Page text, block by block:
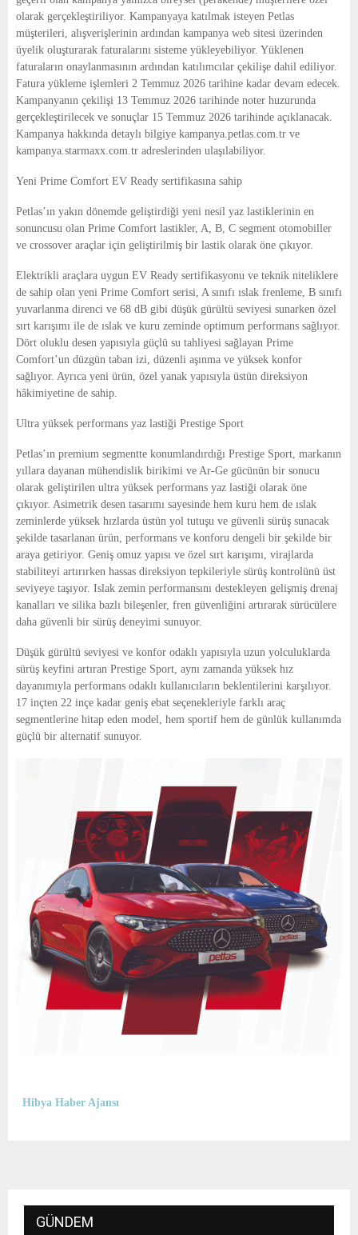
olarak gerçekleştiriliyor. Kampanyaya katılmak isteyen Petlas
müşterileri, alışverişlerinin ardından kampanya web sitesi üzerinden
üyelik oluşturarak faturalarını sisteme yükleyebiliyor. Yüklenen
faturaların onaylanmasının ardından katılımcılar çekilişe dahil ediliyor.
Fatura yükleme işlemleri 2 Temmuz 2026 tarihine kadar devam edecek.
Kampanyanın çekilişi 13 Temmuz 2026 tarihinde noter huzurunda
gerçekleştirilecek ve sonuçlar 15 Temmuz 2026 tarihinde açıklanacak.
Kampanya hakkında detaylı bilgiye kampanya.petlas.com.tr ve
kampanya.starmaxx.com.tr adreslerinden ulaşılabiliyor.
Yeni Prime Comfort EV Ready sertifikasına sahip
Petlas’ın yakın dönemde geliştirdiği yeni nesil yaz lastiklerinin en
sonuncusu olan Prime Comfort lastikler, A, B, C segment otomobiller
ve crossover araçlar için geliştirilmiş bir lastik olarak öne çıkıyor.
Elektrikli araçlara uygun EV Ready sertifikasyonu ve teknik niteliklere
de sahip olan yeni Prime Comfort serisi, A sınıfı ıslak frenleme, B sınıfı
yuvarlanma direnci ve 68 dB gibi düşük gürültü seviyesi sunarken özel
sırt karışımı ile de ıslak ve kuru zeminde optimum performans sağlıyor.
Dört oluklu desen yapısıyla güçlü su tahliyesi sağlayan Prime
Comfort’un düzgün taban izi, düzenli aşınma ve yüksek konfor
sağlıyor. Ayrıca yeni ürün, özel yanak yapısıyla üstün direksiyon
hâkimiyetine de sahip.
Ultra yüksek performans yaz lastiği Prestige Sport
Petlas’ın premium segmentte konumlandırdığı Prestige Sport, markanın
yıllara dayanan mühendislik birikimi ve Ar-Ge gücünün bir sonucu
olarak geliştirilen ultra yüksek performans yaz lastiği olarak öne
çıkıyor. Asimetrik desen tasarımı sayesinde hem kuru hem de ıslak
zeminlerde yüksek hızlarda üstün yol tutuşu ve güvenli sürüş sunacak
şekilde tasarlanan ürün, performans ve konforu dengeli bir şekilde bir
araya getiriyor. Geniş omuz yapısı ve özel sırt karışımı, virajlarda
stabiliteyi artırırken hassas direksiyon tepkileriyle sürüş kontrolünü üst
seviyeye taşıyor. Islak zemin performansını destekleyen gelişmiş drenaj
kanalları ve silika bazlı bileşenler, fren güvenliğini artırarak sürücülere
daha güvenli bir sürüş deneyimi sunuyor.
Düşük gürültü seviyesi ve konfor odaklı yapısıyla uzun yolculuklarda
sürüş keyfini artıran Prestige Sport, aynı zamanda yüksek hız
dayanımıyla performans odaklı kullanıcıların beklentilerini karşılıyor.
17 inçten 22 inçe kadar geniş ebat seçenekleriyle farklı araç
segmentlerine hitap eden model, hem sportif hem de günlük kullanımda
güçlü bir alternatif sunuyor.
Hibya Haber Ajansı
GÜNDEM